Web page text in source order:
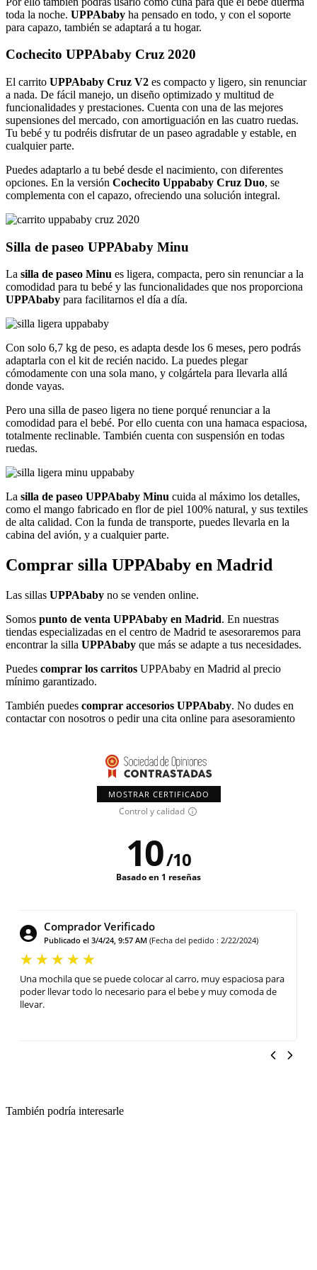
toda la noche. UPPAbaby ha pensado en todo, y con el soporte
para capazo, también se adaptará a tu hogar.
Cochecito UPPAbaby Cruz 2020
El carrito UPPAbaby Cruz V2 es compacto y ligero, sin renunciar
a nada. De fácil manejo, un diseño optimizado y multitud de
funcionalidades y prestaciones. Cuenta con una de las mejores
supensiones del mercado, con amortiguación en las cuatro ruedas.
Tu bebé y tu podréis disfrutar de un paseo agradable y estable, en
cualquier parte.
Puedes adaptarlo a tu bebé desde el nacimiento, con diferentes
opciones. En la versión Cochecito Uppababy Cruz Duo, se
complementa con el capazo, ofreciendo una solución integral.
Silla de paseo UPPAbaby Minu
La silla de paseo Minu es ligera, compacta, pero sin renunciar a la
comodidad para tu bebé y las funcionalidades que nos proporciona
UPPAbaby para facilitarnos el día a día.
Con solo 6,7 kg de peso, es adapta desde los 6 meses, pero podrás
adaptarla con el kit de recién nacido. La puedes plegar
cómodamente con una sola mano, y colgártela para llevarla allá
donde vayas.
Pero una silla de paseo ligera no tiene porqué renunciar a la
comodidad para el bebé. Por ello cuenta con una hamaca espaciosa,
totalmente reclinable. También cuenta con suspensión en todas
ruedas.
La silla de paseo UPPAbaby Minu cuida al máximo los detalles,
como el mango fabricado en flor de piel 100% natural, y sus textiles
de alta calidad. Con la funda de transporte, puedes llevarla en la
cabina del avión, y a cualquier parte.
Comprar silla UPPAbaby en Madrid
Las sillas UPPAbaby no se venden online.
Somos punto de venta UPPAbaby en Madrid. En nuestras
tiendas especializadas en el centro de Madrid te asesoraremos para
encontrar la silla UPPAbaby que más se adapte a tus necesidades.
Puedes comprar los carritos UPPAbaby en Madrid al precio
mínimo garantizado.
También puedes comprar accesorios UPPAbaby. No dudes en
contactar con nosotros o pedir una cita online para asesoramiento
MOSTRAR CERTIFICADO
Control y calidad
10/10
Basado en 1 reseñas
Comprador Verificado
Publicado el 3/4/24, 9:57 AM (Fecha del pedido : 2/22/2024)
Una mochila que se puede colocar al carro, muy espaciosa para
poder llevar todo lo necesario para el bebe y muy comoda de
llevar.
También podría interesarle